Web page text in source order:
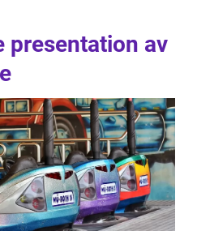
presentation av